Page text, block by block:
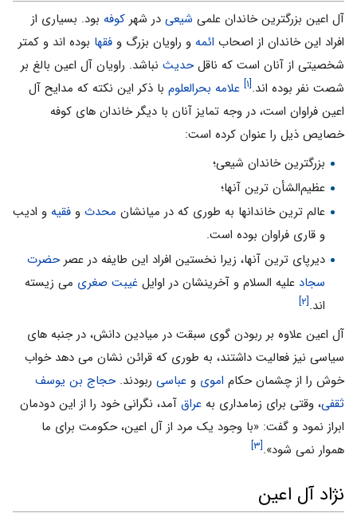
آل اعین بزرگترین خاندان علمی شیعی در شهر کوفه بود. بسیاری از
افراد این خاندان از اصحاب ائمه و راویان بزرگ و فقها بوده اند و کمتر
شخصیتی از آنان است که ناقلحدیث نباشد. راویان آل اعین بالغ بر
شصت نفر بوده اند.[۱] علامه بحرالعلوم با ذکر این نکته که مدایح آل
اعین فراوان است، در وجه تمایز آنان با دیگر خاندان های کوفه
خصایص ذیل را عنوان کرده است:
بزرگترین خاندان شیعی؛
عظیم‌الشأن ترین آنها؛
عالم ترین خاندانها به طوری که در میانشان محدثو فقیهو ادیب
و قاری فراوان بوده است.
دیرپای ترین آنها، زیرا نخستین افراد این طایفه در عصرحضرت
سجاد علیه السلام و آخرینشان در اوایل غیبت صغری می زیسته
اند.[۲]
آل اعین علاوه بر ربودن گوی سبقت در میادین دانش، در جنبه های
سیاسی نیز فعالیت داشتند، به طوری که قرائن نشان می دهد خواب
خوش را از چشمان حکام اموی و عباسی ربودند.حجاج بن یوسف
ثقفی، وقتی برای زمامداری به عراق آمد، نگرانی خود را از این دودمان
ابراز نمود و گفت: «با وجود یک مرد از آل اعین، حکومت برای ما
هموار نمی شود».[۳]
نژاد آل اعین